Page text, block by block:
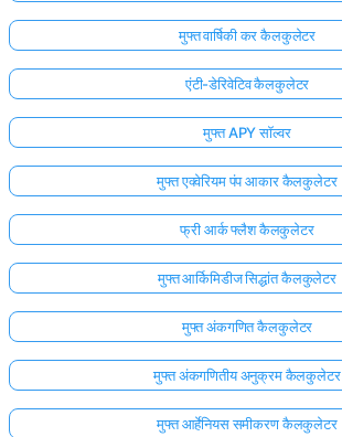
मुफ्त वार्षिकी कर कैलकुलेटर
एंटी-डेरिवेटिव कैलकुलेटर
मुफ्त APY सॉल्वर
मुफ्त एक्वेरियम पंप आकार कैलकुलेटर
फ्री आर्क फ्लैश कैलकुलेटर
मुफ्त आर्किमिडीज सिद्धांत कैलकुलेटर
मुफ्त अंकगणित कैलकुलेटर
मुफ्त अंकगणितीय अनुक्रम कैलकुलेटर
मुफ्त आर्हेनियस समीकरण कैलकुलेटर